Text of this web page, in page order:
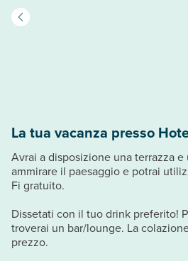
La tua vacanza presso
Avrai a disposizione una terrazza
ammirare il paesaggio e potrai
Fi gratuito.
Dissetati con il tuo drink preferito!
troverai un bar/lounge. La
prezzo.